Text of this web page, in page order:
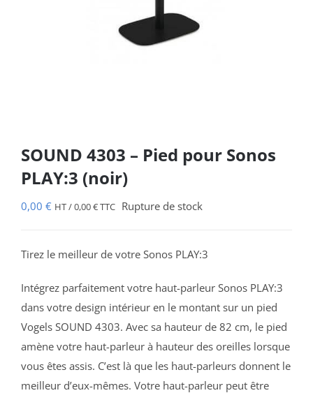
SOUND 4303 – Pied pour Sonos
PLAY:3 (noir)
0,00 € HT /0,00€TTC Rupture de stock
Tirez le meilleur de votre Sonos PLAY:3
Intégrez parfaitement votre haut-parleur Sonos PLAY:3
dans votre design intérieur en le montant sur un pied
Vogels SOUND 4303. Avec sa hauteur de 82 cm, le pied
amène votre haut-parleur à hauteur des oreilles lorsque
vous êtes assis. C’est là que les haut-parleurs donnent le
meilleur d’eux-mêmes. Votre haut-parleur peut être